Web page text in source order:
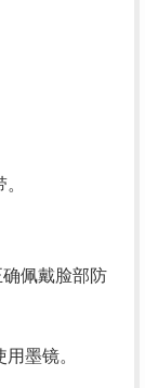
佩戴脸部防
墨镜。